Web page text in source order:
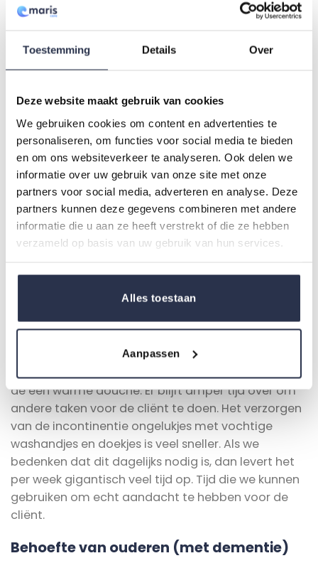
Toestemming Details Over
Deze website maakt gebruik van cookies
We gebruiken cookies om content en advertenties te
personaliseren, om functies voor social media te bieden
en om ons websiteverkeer te analyseren. Ook delen we
informatie over uw gebruik van onze site met onze
partners voor social media, adverteren en analyse. Deze
partners kunnen deze gegevens combineren met andere
informatie die u aan ze heeft verstrekt of die ze hebben
verzameld op basis van uw gebruik van hun services.
Alles toestaan
Aanpassen
producten niet te gebruiken. Zeep heeft een
meerdere keren per dag een wasbeurt nodig is,
gevoeliger wordt. Naast de incontinentiebroekjes,
doekjes die snel en eenvoudig in gebruik zijn, net
zoals de vochtige washandjes. Deze producten zijn
er zonder en met parfum. Incontinentieklachten die
veel voorkomen zijn irritatie aan de huid, onprettige
geurtjes en doorlekken. Door het gebruik van onze
verzorgende producten tegen incontinentie zal
iedereen zich fijner, maar ook zelfverzekerder
voelen.
zorgmedewerker ruimte om een praatje te maken,
te vragen hoe het gaat of om iets anders voor de
tijd ontzettend kort, omdat er al geen tijd is.
Daarnaast kan de cliënt ook niet echt genieten van
de een warme douche. Er blijft amper tijd over om
andere taken voor de cliënt te doen. Het verzorgen
van de incontinentie ongelukjes met vochtige
washandjes en doekjes is veel sneller. Als we
bedenken dat dit dagelijks nodig is, dan levert het
per week gigantisch veel tijd op. Tijd die we kunnen
gebruiken om echt aandacht te hebben voor de
cliënt.
Behoefte van ouderen (met dementie)